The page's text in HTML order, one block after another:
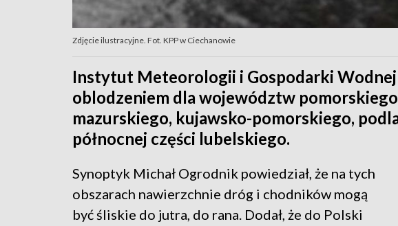
Zdjęcie ilustracyjne. Fot. KPP w Ciechanowie
Instytut Meteorologii i Gospodarki Wodnej
oblodzeniem dla województw
mazurskiego, kujawsko-pomorskiego,
północnej części lubelskiego.
Synoptyk Michał Ogrodnik powiedział, że na tych
obszarach nawierzchnie dróg i chodników mogą
być śliskie do jutra, do rana. Dodał, że do Polski